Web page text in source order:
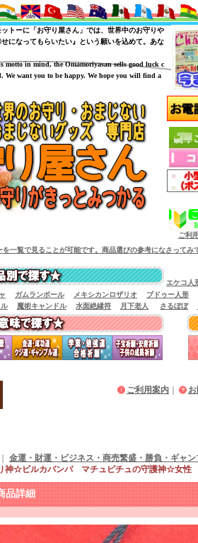
トーに「お守り屋さん」では、世界中のお守りや
になってもらいたい』という願いを込めて。あな
in mind, the Omamoriyasan sells good luck c
We want you to be happy. We hope you will find a
ご利
能です。商品選びの参考になさってみて下さい。
エケコ人
ガムランボール メキシカンロザリオ ブドゥー人形
魔術キャンドル 水面絶縁符 月下老人 さるぼぼ
ご利用案内
金運・財運・ビジネス・商売繁盛・勝負・ギャ
神☆ビルカバンバ マチュピチュの守護神☆女性
品詳細